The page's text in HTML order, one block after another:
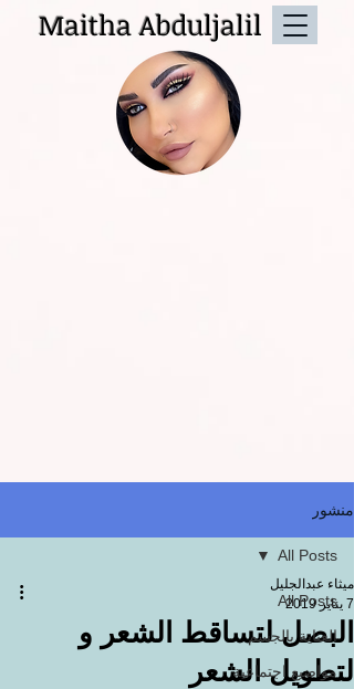
Maitha Abduljalil
منشور
All Posts
العناية بالجسم
مواضيع اجتماعية
All Posts
البصل لتساقط الشعر و
لتطويل الشعر
ميثاء عبدالجليل
7 يناير 2019